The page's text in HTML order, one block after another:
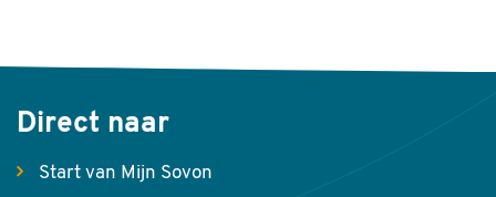
Direct naar
Start van Mijn Sovon